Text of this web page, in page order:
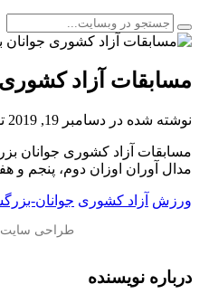
مسابقات آزاد کشوری
نوشته شده در دسامبر 19, 2019
مسابقات آزاد کشوری جوانان
مدال آوران اوزان دوم، پنجم
ورزش آزاد کشوری جوانان-
درباره نویسنده